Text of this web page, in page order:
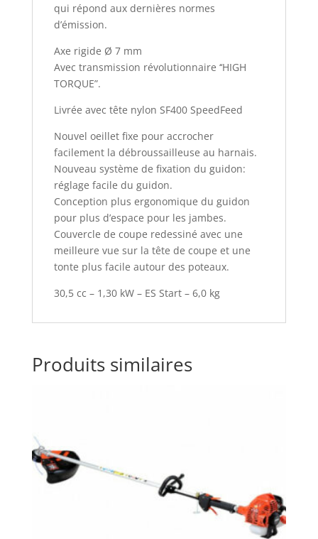
qui répond aux dernières normes
d’émission.
Axe rigide Ø 7 mm
Avec transmission révolutionnaire ‘‘HIGH
TORQUE”.
Livrée avec tête nylon SF400 SpeedFeed
Nouvel oeillet fixe pour accrocher
facilement la débroussailleuse au harnais.
Nouveau système de fixation du guidon:
réglage facile du guidon.
Conception plus ergonomique du guidon
pour plus d’espace pour les jambes.
Couvercle de coupe redessiné avec une
meilleure vue sur la tête de coupe et une
tonte plus facile autour des poteaux.
30,5 cc – 1,30 kW – ES Start – 6,0 kg
Produits similaires